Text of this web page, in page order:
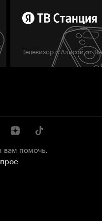
Телевизор с Алисой от
вам помочь.